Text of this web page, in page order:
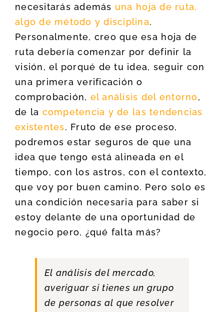
necesitarás además una hoja de ruta,
algo de método y disciplina.
Personalmente, creo que esa hoja de
ruta debería comenzar por definir la
visión, el porqué de tu idea, seguir con
una primera verificación o
comprobación, el análisis del entorno,
de la competencia y de las tendencias
existentes. Fruto de ese proceso,
podremos estar seguros de que una
idea que tengo está alineada en el
tiempo, con los astros, con el contexto,
que voy por buen camino. Pero solo es
una condición necesaria para saber si
estoy delante de una oportunidad de
negocio pero, ¿qué falta más?
El análisis del mercado,
averiguar si tienes un grupo
de personas al que resolver